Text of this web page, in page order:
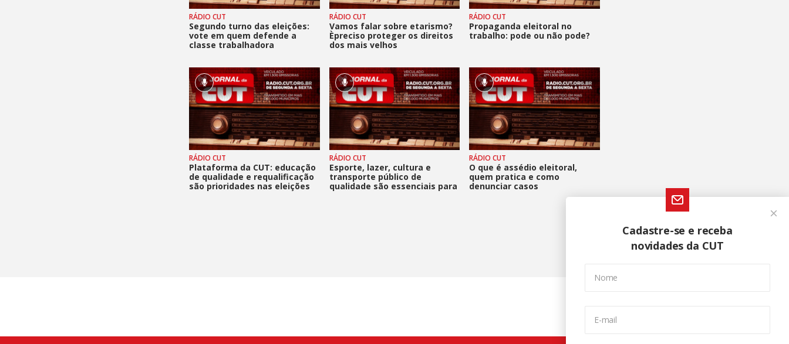
RÁDIO CUT
Segundo turno das eleições:
vote em quem defende a
classe trabalhadora
RÁDIO CUT
Vamos falar sobre etarismo?
Èpreciso proteger os direitos
dos mais velhos
RÁDIO CUT
Propaganda eleitoral no
trabalho: pode ou não pode?
RÁDIO CUT
Plataforma da CUT: educação
de qualidade e requalificação
são prioridades nas eleições
RÁDIO CUT
Esporte, lazer, cultura e
transporte público de
qualidade são essenciais para
RÁDIO CUT
O que é assédio eleitoral,
quem pratica e como
denunciar casos
Cadastre-se e receba
novidades da CUT
Nome
E-mail